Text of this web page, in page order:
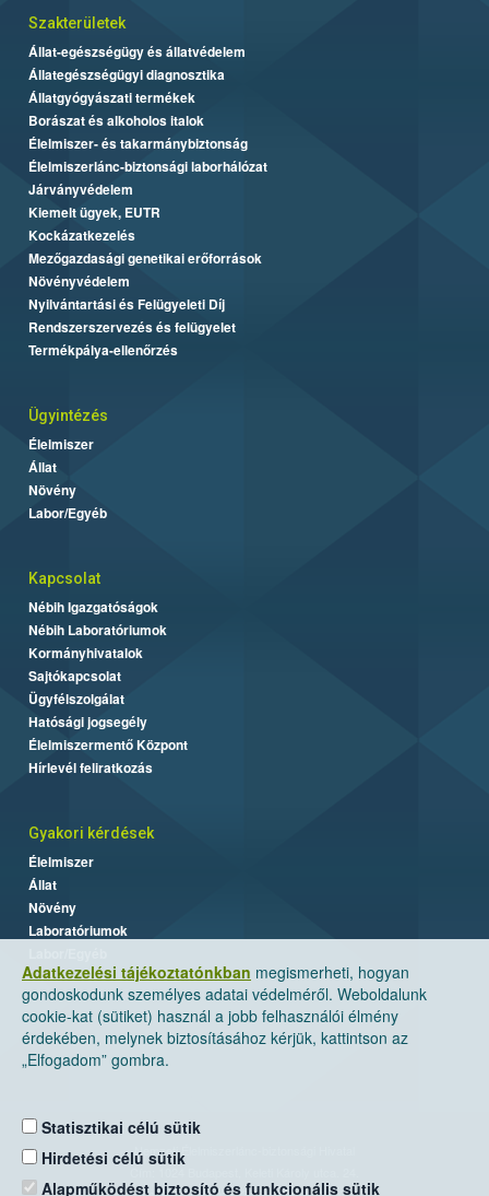
Adatkezelési tájékoztatónkban megismerheti, hogyan
gondoskodunk személyes adatai védelméről. Weboldalunk
cookie-kat (sütiket) használ a jobb felhasználói élmény
érdekében, melynek biztosításához kérjük, kattintson az
„Elfogadom” gombra.
Statisztikai célú sütik
Hirdetési célú sütik
Alapműködést biztosító és funkcionális sütik
Szakterületek
Állat-egészségügy és állatvédelem
Állategészségügyi diagnosztika
Állatgyógyászati termékek
Borászat és alkoholos italok
Élelmiszer- és takarmánybiztonság
Élelmiszerlánc-biztonsági laborhálózat
Járványvédelem
Kiemelt ügyek, EUTR
Kockázatkezelés
Mezőgazdasági genetikai erőforrások
Növényvédelem
Nyilvántartási és Felügyeleti Díj
Rendszerszervezés és felügyelet
Termékpálya-ellenőrzés
Ügyintézés
Élelmiszer
Állat
Növény
Labor/Egyéb
Kapcsolat
Nébih Igazgatóságok
Nébih Laboratóriumok
Kormányhivatalok
Sajtókapcsolat
Ügyfélszolgálat
Hatósági jogsegély
Élelmiszermentő Központ
Hírlevél feliratkozás
Gyakori kérdések
Élelmiszer
Állat
Növény
Laboratóriumok
Nemzeti Élelmiszerlánc-biztonsági Hivatal